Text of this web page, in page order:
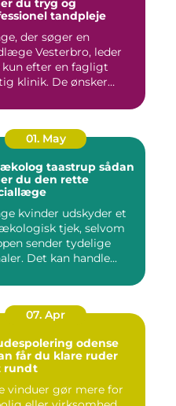
du tryg og
tandpleje
der søger en
Vesterbro, leder
kun efter en fagligt
klinik. De ønsker
01. May
taastrup sådan
du den rette
kvinder udskyder et
tjek, selvom
sender tydelige
Det kan handle...
07. Apr
odense
får du klare ruder
rundt
vinduer gør mere for